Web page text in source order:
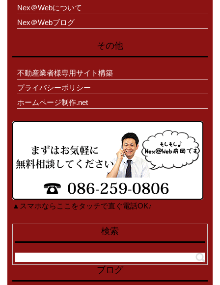
Nex＠Webについて
Nex＠Webブログ
その他
不動産業者様専用サイト構築
プライバシーポリシー
ホームページ制作.net
▲スマホならここをタッチで直ぐ電話OK♪
検索
ブログ